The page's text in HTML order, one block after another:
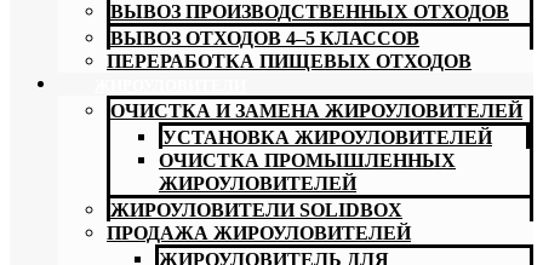
ВЫВОЗ ПРОИЗВОДСТВЕННЫХ ОТХОДОВ
ВЫВОЗ ОТХОДОВ 4–5 КЛАССОВ
ПЕРЕРАБОТКА ПИЩЕВЫХ ОТХОДОВ
ОЧИСТКА И ЗАМЕНА ЖИРОУЛОВИТЕЛЕЙ
УСТАНОВКА ЖИРОУЛОВИТЕЛЕЙ
ОЧИСТКА ПРОМЫШЛЕННЫХ
ЖИРОУЛОВИТЕЛЕЙ
ЖИРОУЛОВИТЕЛИ SOLIDBOX
ПРОДАЖА ЖИРОУЛОВИТЕЛЕЙ
ЖИРОУЛОВИТЕЛЬ ДЛЯ